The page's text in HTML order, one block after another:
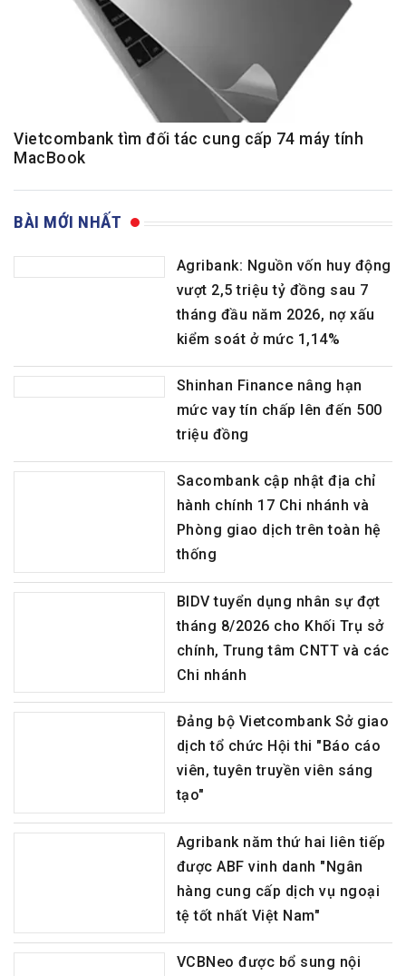
Vietcombank tìm đối tác cung cấp 74 máy tính
MacBook
BÀI MỚI NHẤT
Agribank: Nguồn vốn huy động
vượt 2,5 triệu tỷ đồng sau 7
tháng đầu năm 2026, nợ xấu
kiểm soát ở mức 1,14%
Shinhan Finance nâng hạn
mức vay tín chấp lên đến 500
triệu đồng
Sacombank cập nhật địa chỉ
hành chính 17 Chi nhánh và
Phòng giao dịch trên toàn hệ
thống
BIDV tuyển dụng nhân sự đợt
tháng 8/2026 cho Khối Trụ sở
chính, Trung tâm CNTT và các
Chi nhánh
Đảng bộ Vietcombank Sở giao
dịch tổ chức Hội thi "Báo cáo
viên, tuyên truyền viên sáng
tạo"
Agribank năm thứ hai liên tiếp
được ABF vinh danh "Ngân
hàng cung cấp dịch vụ ngoại
tệ tốt nhất Việt Nam"
VCBNeo được bổ sung nội